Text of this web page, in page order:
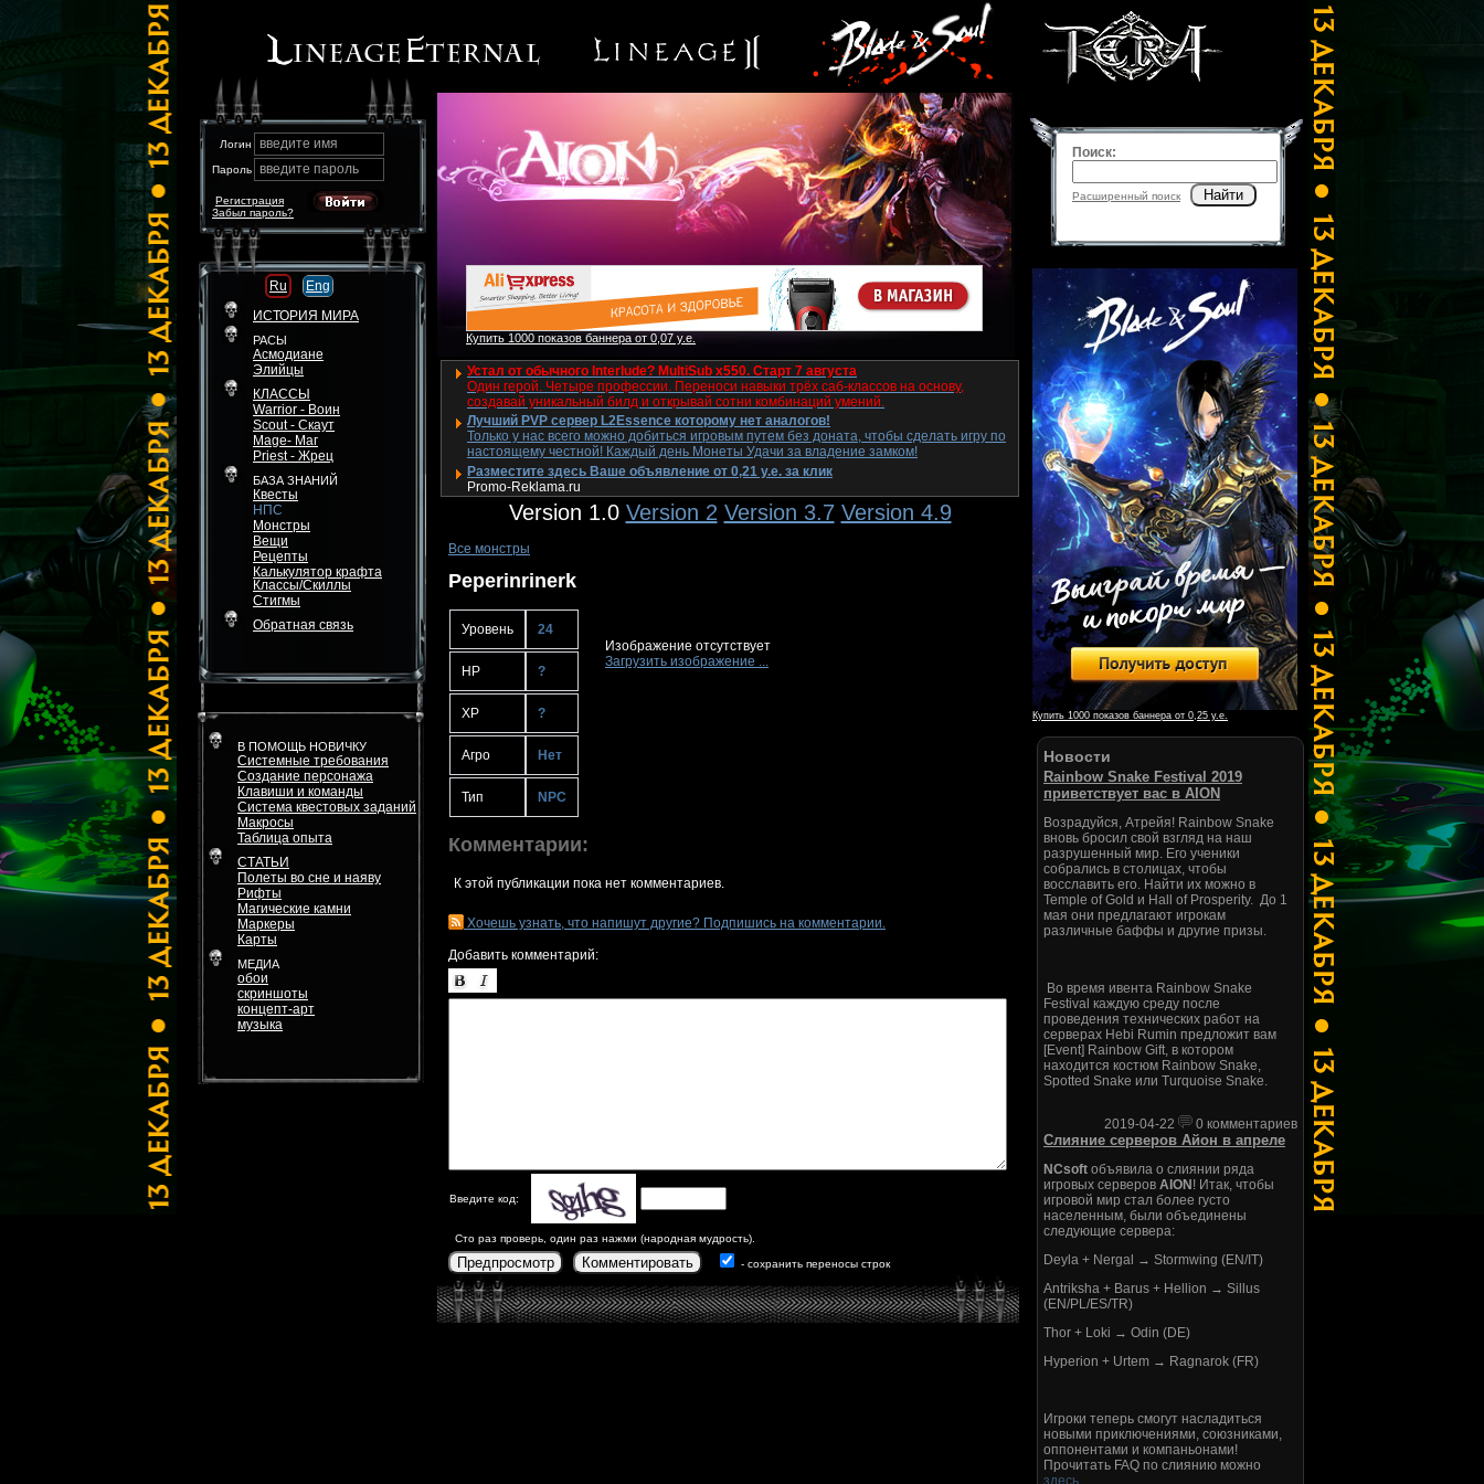
Логин введите имя
Пароль введите пароль
Забыл пароль?
Регистрация
Ru
Eng
ИСТОРИЯ МИРА
РАСЫ
Асмодиане
Элийцы
КЛАССЫ
Warrior - Воин
Scout - Скаут
Mage- Маг
Priest - Жрец
БАЗА ЗНАНИЙ
Квесты
НПС
Монстры
Вещи
Рецепты
Калькулятор крафта
Классы/Скиллы
Стигмы
Обратная связь
В ПОМОЩЬ НОВИЧКУ
Системные требования
Создание персонажа
Клавиши и команды
Система квестовых заданий
Макросы
Таблица опыта
СТАТЬИ
Полеты во сне и наяву
Рифты
Магические камни
Маркеры
Карты
МЕДИА
обои
скриншоты
концепт-арт
музыка
Купить 1000 показов баннера от 0,07 у.е.
Устал от обычного Interlude? MultiSub x550. Старт 7 августа
Один герой. Четыре профессии. Переноси навыки трёх саб-классов на основу,
создавай уникальный билд и открывай сотни комбинаций умений.
Лучший PVP сервер L2Essence которому нет аналогов!
Только у нас всего можно добиться игровым путем без доната, чтобы сделать игру по
настоящему честной! Каждый день Монеты Удачи за владение замком!
Разместите здесь Ваше объявление от 0,21 у.е. за клик
Promo-Reklama.ru
Version 1.0 Version 2 Version 3.7 Version 4.9
Все монстры
Peperinrinerk
Уровень 24
HP ?
XP ?
Агро Нет
Тип NPC
Изображение отсутствует
Загрузить изображение ...
Комментарии:
К этой публикации пока нет комментариев.
Хочешь узнать, что напишут другие? Подпишись на комментарии.
Добавить комментарий:
Введите код:
Сто раз проверь, один раз нажми (народная мудрость).
Предпросмотр Комментировать - сохранить переносы строк
Поиск:
Расширенный поиск Найти
Купить 1000 показов баннера от 0,25 у.е.
Новости
Rainbow Snake Festival 2019
приветствует вас в AION
Возрадуйся, Атрейя! Rainbow Snake
вновь бросил свой взгляд на наш
разрушенный мир. Его ученики
собрались в столицах, чтобы
восславить его. Найти их можно в
Temple of Gold и Hall of Prosperity. До 1
мая они предлагают игрокам
различные баффы и другие призы.
Во время ивента Rainbow Snake
Festival каждую среду после
проведения технических работ на
серверах Hebi Rumin предложит вам
[Event] Rainbow Gift, в котором
находится костюм Rainbow Snake,
Spotted Snake или Turquoise Snake.
2019-04-22 0 комментариев
Слияние серверов Айон в апреле
NCsoft объявила о слиянии ряда
игровых серверов AION ! Итак, чтобы
игровой мир стал более густо
населенным, были объединены
следующие сервера:
Deyla + Nergal → Stormwing (EN/IT)
Antriksha + Barus + Hellion → Sillus
(EN/PL/ES/TR)
Thor + Loki → Odin (DE)
Hyperion + Urtem → Ragnarok (FR)
Игроки теперь смогут насладиться
новыми приключениями, союзниками,
оппонентами и компаньонами!
Прочитать FAQ по слиянию можно